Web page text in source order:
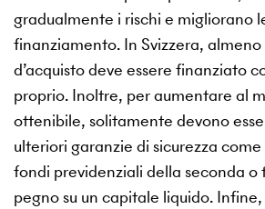
gradualmente i rischi e migliorano
finanziamento. In Svizzera,
d’acquisto deve essere finanziato
proprio. Inoltre, per aumentare al
ottenibile, solitamente devono
ulteriori garanzie di sicurezza
fondi previdenziali della seconda o
pegno su un capitale liquido.